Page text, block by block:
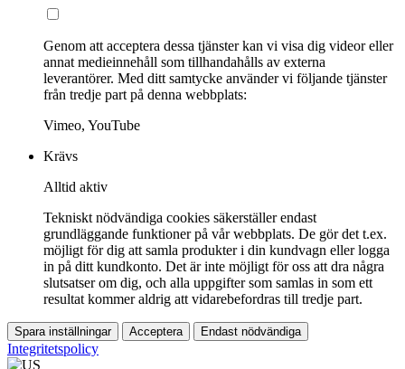
Genom att acceptera dessa tjänster kan vi visa dig videor eller
annat medieinnehåll som tillhandahålls av externa
leverantörer. Med ditt samtycke använder vi följande tjänster
från tredje part på denna webbplats:
Vimeo, YouTube
Krävs
Alltid aktiv
Tekniskt nödvändiga cookies säkerställer endast
grundläggande funktioner på vår webbplats. De gör det t.ex.
möjligt för dig att samla produkter i din kundvagn eller logga
in på ditt kundkonto. Det är inte möjligt för oss att dra några
slutsatser om dig, och alla uppgifter som samlas in som ett
resultat kommer aldrig att vidarebefordras till tredje part.
Spara inställningar Acceptera Endast nödvändiga
Integritetspolicy